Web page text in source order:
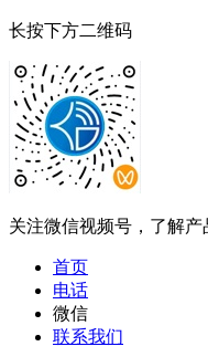
长按下方二维码
关注微信视频号，了解
首页
电话
微信
联系我们